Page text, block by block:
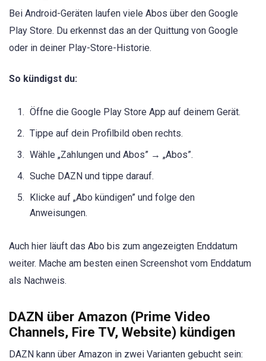
Bei Android-Geräten laufen viele Abos über den Google
Play Store. Du erkennst das an der Quittung von Google
oder in deiner Play-Store-Historie.
So kündigst du:
Öffne die Google Play Store App auf deinem Gerät.
Tippe auf dein Profilbild oben rechts.
Wähle „Zahlungen und Abos” → „Abos”.
Suche DAZN und tippe darauf.
Klicke auf „Abo kündigen” und folge den
Anweisungen.
Auch hier läuft das Abo bis zum angezeigten Enddatum
weiter. Mache am besten einen Screenshot vom Enddatum
als Nachweis.
DAZN über Amazon (Prime Video
Channels, Fire TV, Website) kündigen
DAZN kann über Amazon in zwei Varianten gebucht sein: